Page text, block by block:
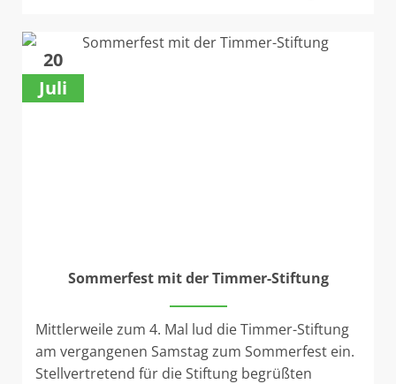
20
Juli
Sommerfest mit der Timmer-Stiftung
Mittlerweile zum 4. Mal lud die Timmer-Stiftung
am vergangenen Samstag zum Sommerfest ein.
Stellvertretend für die Stiftung begrüßten